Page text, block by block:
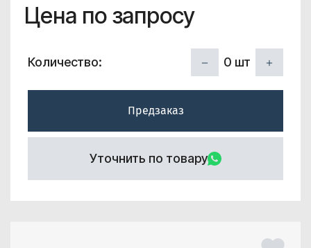
Цена по запросу
Количество: 0 шт
Предзаказ
Уточнить по товару